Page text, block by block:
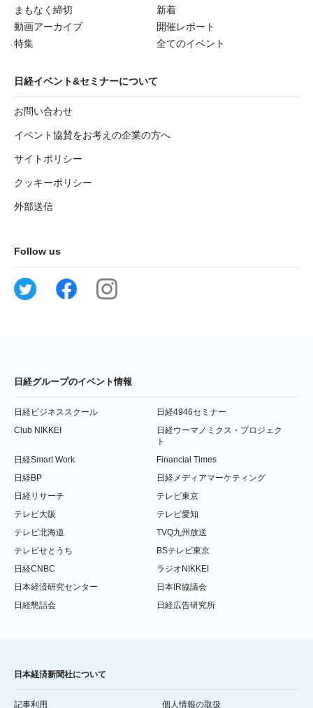
まもなく締切
新着
動画アーカイブ
開催レポート
特集
全てのイベント
日経イベント&セミナーについて
お問い合わせ
イベント協賛をお考えの企業の方へ
サイトポリシー
クッキーポリシー
外部送信
Follow us
日経グループのイベント情報
日経ビジネススクール
日経4946セミナー
Club NIKKEI
日経ウーマノミクス・プロジェク
ト
日経Smart Work
Financial Times
日経BP
日経メディアマーケティング
日経リサーチ
テレビ東京
テレビ大阪
テレビ愛知
テレビ北海道
TVQ九州放送
テレビせとうち
BSテレビ東京
日経CNBC
ラジオNIKKEI
日本経済研究センター
日本IR協議会
日経懇話会
日経広告研究所
日本経済新聞社について
記事利用 個人情報の取扱